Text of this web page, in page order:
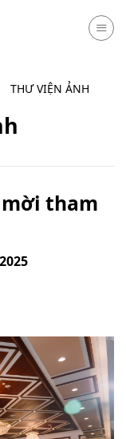
THƯ VIỆN ẢNH
mời tham